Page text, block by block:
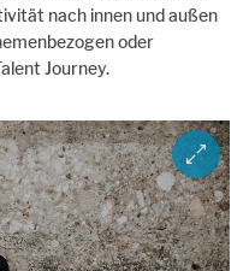
nach innen und außen
oder
Journey.
ZOOM